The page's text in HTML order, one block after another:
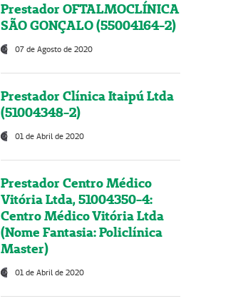
Prestador OFTALMOCLÍNICA
SÃO GONÇALO (55004164-2)
07 de Agosto de 2020
Prestador Clínica Itaipú Ltda
(51004348-2)
01 de Abril de 2020
Prestador Centro Médico
Vitória Ltda, 51004350-4:
Centro Médico Vitória Ltda
(Nome Fantasia: Policlínica
Master)
01 de Abril de 2020